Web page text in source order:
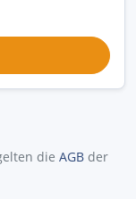
die AGB der